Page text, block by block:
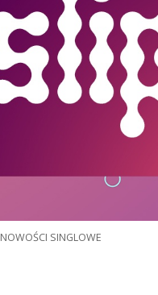
NOWOŚCI SINGLOWE